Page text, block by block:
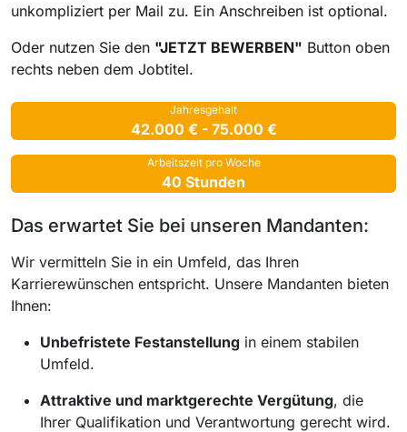
unkompliziert per Mail zu. Ein Anschreiben ist optional.
Oder nutzen Sie den "JETZT BEWERBEN" Button oben
rechts neben dem Jobtitel.
Jahresgehalt
42.000 € - 75.000 €
Arbeitszeit pro Woche
40 Stunden
Das erwartet Sie bei unseren Mandanten:
Wir vermitteln Sie in ein Umfeld, das Ihren
Karrierewünschen entspricht. Unsere Mandanten bieten
Ihnen:
Unbefristete Festanstellung in einem stabilen
Umfeld.
Attraktive und marktgerechte Vergütung, die
Ihrer Qualifikation und Verantwortung gerecht wird.